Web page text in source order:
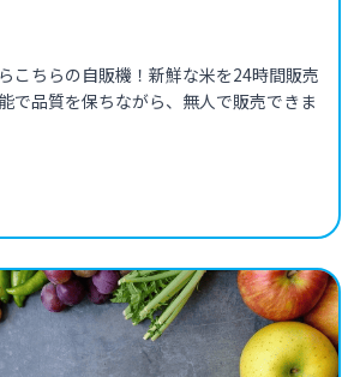
こちらの自販機！新鮮な米を24時間販売
で品質を保ちながら、無人で販売できま